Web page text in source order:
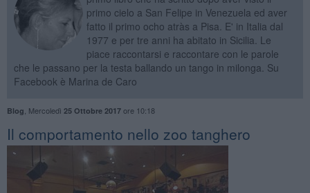
primo cielo a San Felipe in Venezuela ed aver
fatto il primo ocho atràs a Pisa. E' in Italia dal
1977 e per tre anni ha abitato in Sicilia. Le
piace raccontarsi e raccontare con le parole
che le passano per la testa ballando un tango in milonga. Su
Facebook è Marina de Caro
Blog Mercoledì 25 Ottobre 2017ore 10:18
Il comportamento nello zoo tanghero